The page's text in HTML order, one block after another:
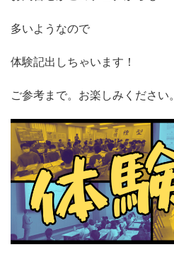
多いようなので
体験記出しちゃいます！
ご参考まで。お楽しみください。